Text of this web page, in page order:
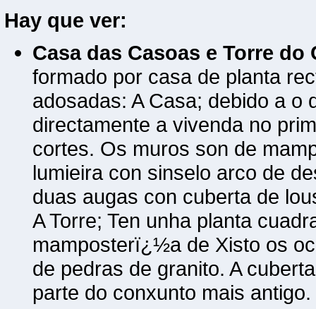
Hay que ver:
Casa das Casoas e Torre do
formado por casa de planta
adosadas: A Casa; debido a o
directamente a vivenda no
cortes. Os muros son de
lumieira con sinselo arco de
duas augas con cuberta de
A Torre; Ten unha planta
mamposterï¿½a de Xisto os
de pedras de granito. A
parte do conxunto mais antigo.